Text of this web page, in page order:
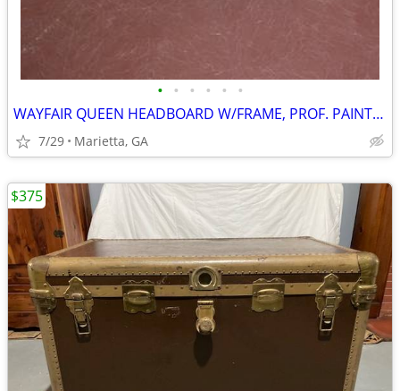
• • • • • •
WAYFAIR QUEEN HEADBOARD W/FRAME, PROF. PAINTED IN "DISTRESSED FINISH"
7/29 Marietta, GA
$375